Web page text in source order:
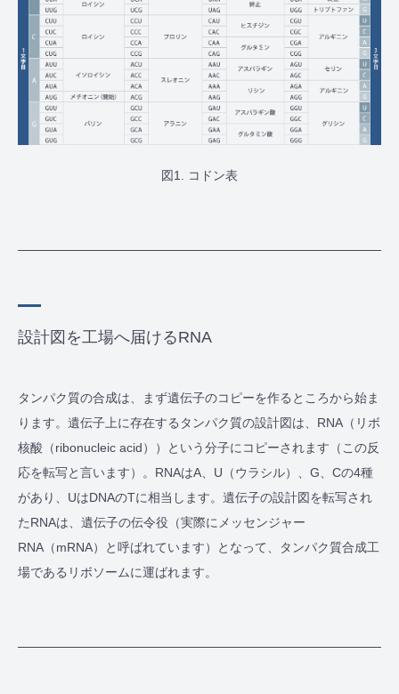
図1. コドン表
設計図を工場へ届けるRNA
タンパク質の合成は、まず遺伝子のコピーを作るところから始ま
ります。遺伝子上に存在するタンパク質の設計図は、RNA（リボ
核酸（ribonucleic acid））という分子にコピーされます（この反
応を転写と言います）。RNAはA、U（ウラシル）、G、Cの4種
があり、UはDNAのTに相当します。遺伝子の設計図を転写され
たRNAは、遺伝子の伝令役（実際にメッセンジャー
RNA（mRNA）と呼ばれています）となって、タンパク質合成工
場であるリボソームに運ばれます。